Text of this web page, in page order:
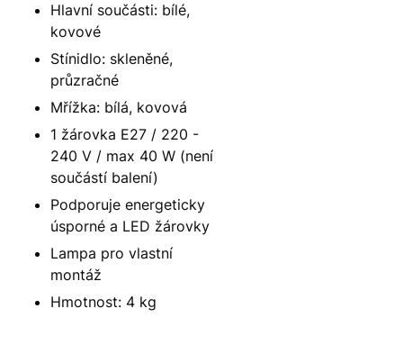
Hlavní součásti: bílé,
kovové
Stínidlo: skleněné,
průzračné
Mřížka: bílá, kovová
1 žárovka E27 / 220 -
240 V / max 40 W (není
součástí balení)
Podporuje energeticky
úsporné a LED žárovky
Lampa pro vlastní
montáž
Hmotnost: 4 kg